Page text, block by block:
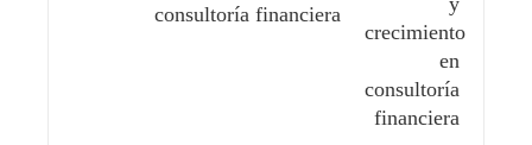
consultoría financiera